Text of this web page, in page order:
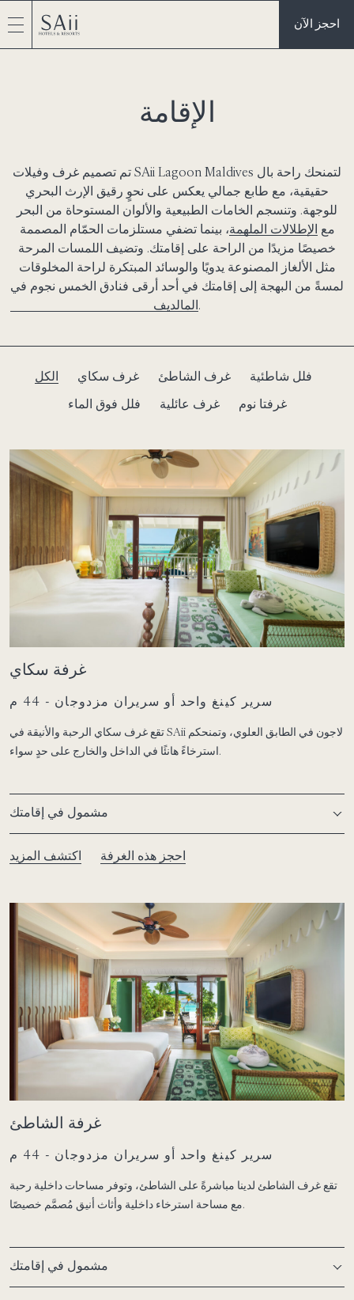
احجز الآن
الإقامة
تم تصميم غرف وفيلات SAii Lagoon Maldives لتمنحك راحة بال
حقيقية، مع طابع جمالي يعكس على نحوٍ رقيق الإرث البحري
للوجهة. وتنسجم الخامات الطبيعية والألوان المستوحاة من البحر
مع الإطلالات الملهمة، بينما تضفي مستلزمات الحمّام المصممة
خصيصًا مزيدًا من الراحة على إقامتك. وتضيف اللمسات المرحة
مثل الألغاز المصنوعة يدويًا والوسائد المبتكرة لراحة المخلوقات
لمسةً من البهجة إلى إقامتك في أحد أرقى فنادق الخمس نجوم في
المالديف.
الكل غرف سكاي غرف الشاطئ
فلل شاطئية
فلل فوق الماء
غرف عائلية غرفتا نوم
غرفة سكاي
سرير كينغ واحد أو سريران مزدوجان - 44 م
تقع غرف سكاي الرحبة والأنيقة في SAii لاجون في الطابق العلوي، وتمنحكم
استرخاءً هانئًا في الداخل والخارج على حدٍ سواء.
مشمول في إقامتك
اكتشف المزيد احجز هذه الغرفة
غرفة الشاطئ
سرير كينغ واحد أو سريران مزدوجان - 44 م
تقع غرف الشاطئ لدينا مباشرةً على الشاطئ، وتوفر مساحات داخلية رحبة
مع مساحة استرخاء داخلية وأثاث أنيق مُصمَّم خصيصًا.
مشمول في إقامتك